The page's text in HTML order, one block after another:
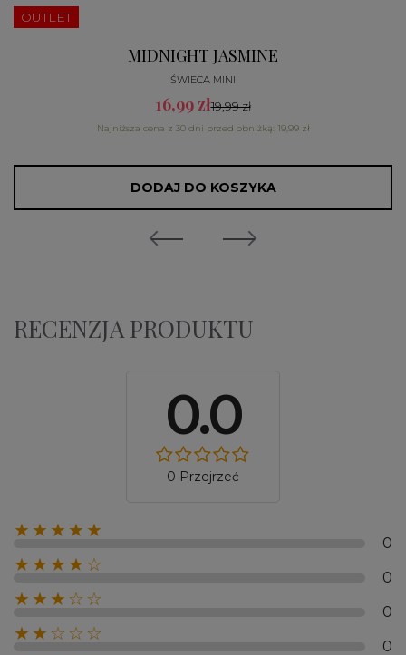
OUTLET
MIDNIGHT JASMINE
ŚWIECA MINI
16,99 zł19,99 zł
Najniższa cena z 30 dni przed obniżką: 19,99 zł
DODAJ DO KOSZYKA
RECENZJA PRODUKTU
0.0
0 Przejrzeć
★★★★★
0
★★★★☆
0
★★★☆☆
0
★★☆☆☆
0